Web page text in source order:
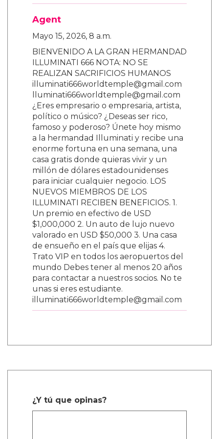
Agent
Mayo 15, 2026, 8 a.m.
BIENVENIDO A LA GRAN HERMANDAD
ILLUMINATI 666 NOTA: NO SE
REALIZAN SACRIFICIOS HUMANOS
illuminati666worldtemple@gmail.com
lluminati666worldtemple@gmail.com
¿Eres empresario o empresaria, artista,
político o músico? ¿Deseas ser rico,
famoso y poderoso? Únete hoy mismo
a la hermandad Illuminati y recibe una
enorme fortuna en una semana, una
casa gratis donde quieras vivir y un
millón de dólares estadounidenses
para iniciar cualquier negocio. LOS
NUEVOS MIEMBROS DE LOS
ILLUMINATI RECIBEN BENEFICIOS. 1.
Un premio en efectivo de USD
$1,000,000 2. Un auto de lujo nuevo
valorado en USD $50,000 3. Una casa
de ensueño en el país que elijas 4.
Trato VIP en todos los aeropuertos del
mundo Debes tener al menos 20 años
para contactar a nuestros socios. No te
unas si eres estudiante.
illuminati666worldtemple@gmail.com
¿Y tú que opinas?